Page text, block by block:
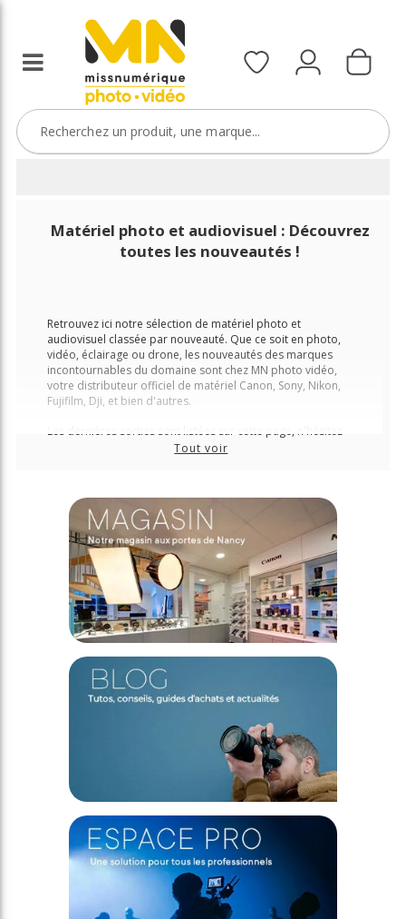
Matériel photo et audiovisuel : Découvrez
toutes les nouveautés !
Tout voir
Retrouvez ici notre sélection de matériel photo et
audiovisuel classée par nouveauté. Que ce soit en photo,
vidéo, éclairage ou drone, les nouveautés des marques
incontournables du domaine sont chez MN photo vidéo,
votre distributeur officiel de matériel Canon, Sony, Nikon,
Fujifilm, Dji, et bien d'autres.
Les dernières sorties sont listées sur cette page, n'hésitez
plus à les précommander pour les recevoir au plus tôt !